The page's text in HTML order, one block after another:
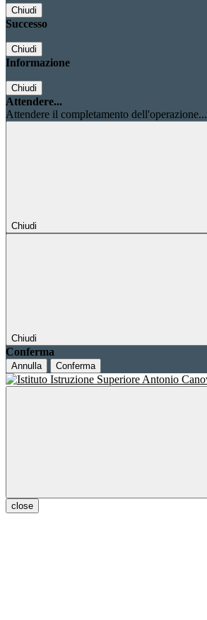
Chiudi
Successo
Chiudi
Informazione
Chiudi
Attendere...
Attendere il completamento dell'operazione...
Chiudi
Chiudi
Conferma
Annulla Conferma
close